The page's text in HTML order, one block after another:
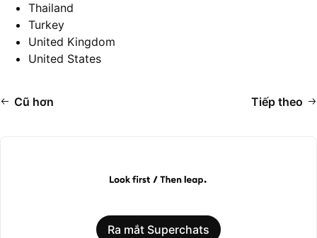
Thailand
Turkey
United Kingdom
United States
Cũ hơn Tiếp theo
Ra mắt Superchats